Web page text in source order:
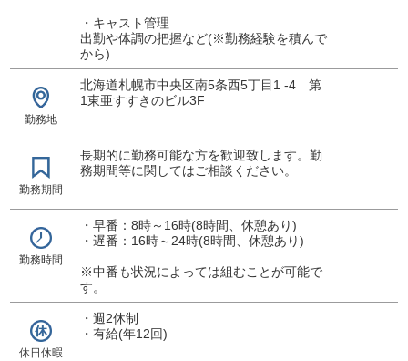
・キャスト管理
出勤や体調の把握など(※勤務経験を積んで
から)
勤務地
北海道札幌市中央区南5条西5丁目1 -4 第
1東亜すすきのビル3F
勤務期間
長期的に勤務可能な方を歓迎致します。勤
務期間等に関してはご相談ください。
勤務時間
・早番：8時～16時(8時間、休憩あり)
・遅番：16時～24時(8時間、休憩あり)
※中番も状況によっては組むことが可能で
す。
休日休暇
・週2休制
・有給(年12回)